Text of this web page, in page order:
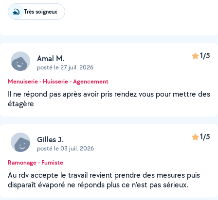
Très soigneux
Amal M.
posté le 27 juil. 2026
1/5
Menuiserie - Huisserie - Agencement
Il ne répond pas après avoir pris rendez vous pour mettre des
étagère
Gilles J.
posté le 03 juil. 2026
1/5
Ramonage - Fumiste
Au rdv accepte le travail revient prendre des mesures puis
disparaît évaporé ne réponds plus ce n'est pas sérieux.